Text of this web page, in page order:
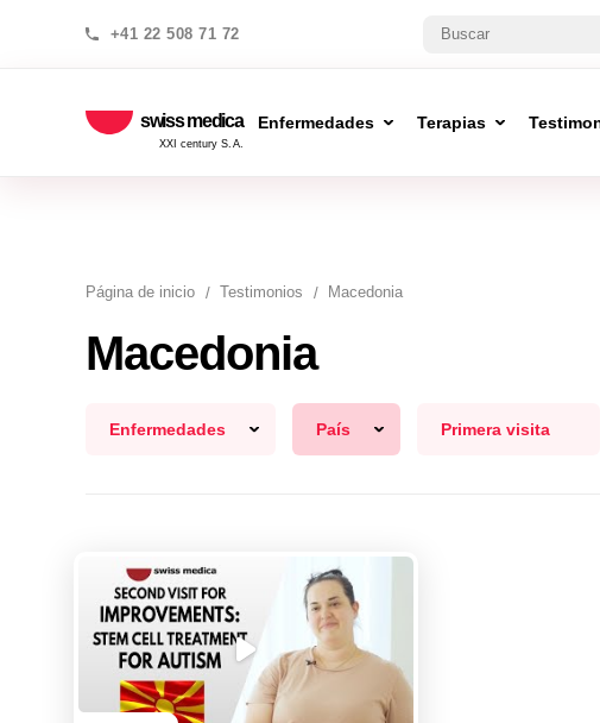
+41 22 508 71 72
swiss medica
XXI century S.A.
Enfermedades Terapias
Página de inicio Testimonios Macedonia
Macedonia
Enfermedades País Primera visita